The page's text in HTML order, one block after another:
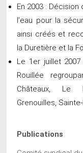
En 2003 :
l’eau pour la
ainsi créés et
la Duretière et la
Le 1er juillet 2007
Rouillée
Châteaux, Le
Grenouilles,
Publications